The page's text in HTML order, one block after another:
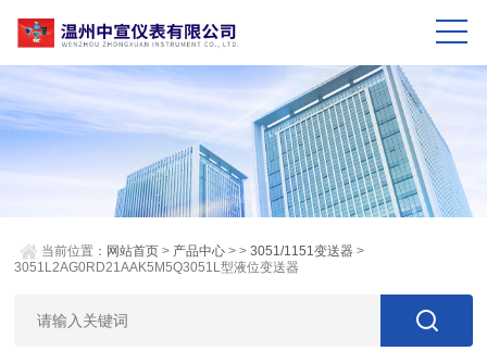
当前位置： 网站首页 > 产品中心 > >3051/1151变送器 >
3051L2AG0RD21AAK5M5Q3051L型液位变送器